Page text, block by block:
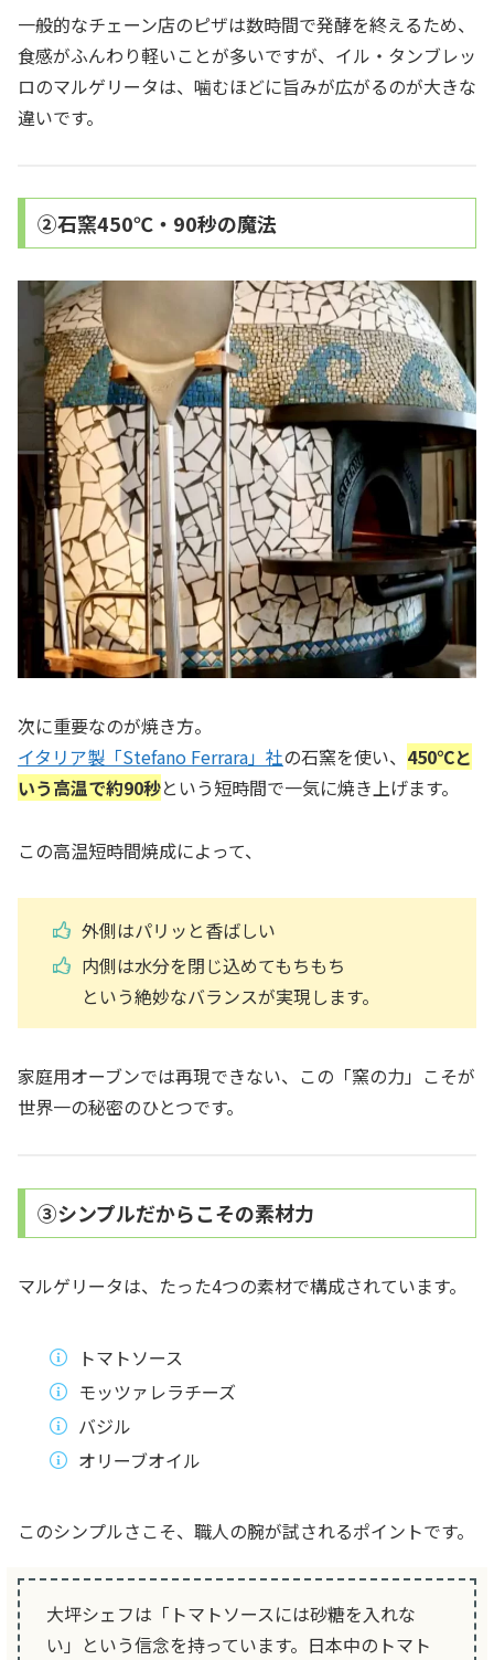
一般的なチェーン店のピザは数時間で発酵を終えるため、
食感がふんわり軽いことが多いですが、イル・タンブレッ
ロのマルゲリータは、噛むほどに旨みが広がるのが大きな
違いです。
②石窯450℃・90秒の魔法
次に重要なのが焼き方。
イタリア製「Stefano Ferrara」社の石窯を使い、 450℃と
いう高温で約90秒という短時間で一気に焼き上げます。
この高温短時間焼成によって、
外側はパリッと香ばしい
内側は水分を閉じ込めてもちもち
という絶妙なバランスが実現します。
家庭用オーブンでは再現できない、この「窯の力」こそが
世界一の秘密のひとつです。
③シンプルだからこその素材力
マルゲリータは、たった4つの素材で構成されています。
トマトソース
モッツァレラチーズ
バジル
オリーブオイル
このシンプルさこそ、職人の腕が試されるポイントです。
大坪シェフは「トマトソースには砂糖を入れな
い」という信念を持っています。日本中のトマト